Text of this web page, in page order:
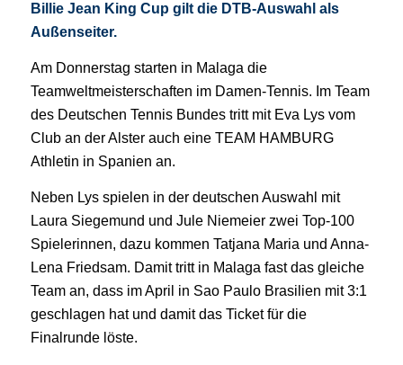
Billie Jean King Cup gilt die DTB-Auswahl als
Außenseiter.
Am Donnerstag starten in Malaga die
Teamweltmeisterschaften im Damen-Tennis. Im Team
des Deutschen Tennis Bundes tritt mit Eva Lys vom
Club an der Alster auch eine TEAM HAMBURG
Athletin in Spanien an.
Neben Lys spielen in der deutschen Auswahl mit
Laura Siegemund und Jule Niemeier zwei Top-100
Spielerinnen, dazu kommen Tatjana Maria und Anna-
Lena Friedsam. Damit tritt in Malaga fast das gleiche
Team an, dass im April in Sao Paulo Brasilien mit 3:1
geschlagen hat und damit das Ticket für die
Finalrunde löste.